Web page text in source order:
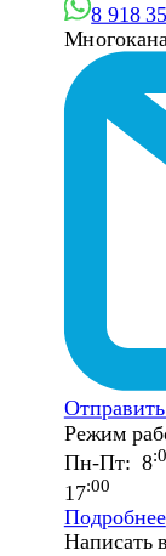
8 918
Отправить
Режим
Пн-Пт: 8
17:00
Подробнее
Написать